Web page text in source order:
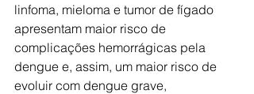
linfoma, mieloma e tumor de fígado
apresentam maior risco de
complicações hemorrágicas pela
dengue e, assim, um maior risco de
evoluir com dengue grave,